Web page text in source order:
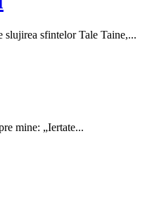
sfintelor Tale Taine,...
mine: „Iertate...